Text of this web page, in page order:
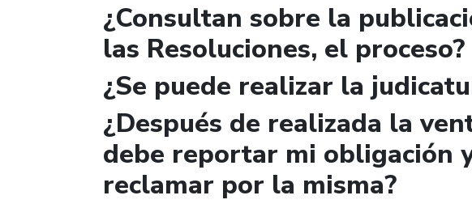
¿Consultan sobre la
las Resoluciones, el proceso?
¿Se puede realizar la
¿Después de realizada la
debe reportar mi obligación
reclamar por la misma?